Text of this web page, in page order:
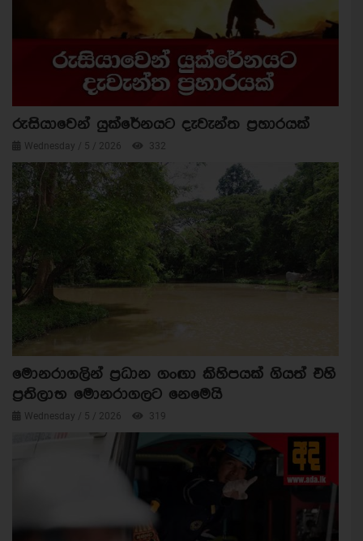
රුසියාවෙන් යුක්රේනයට දැවැන්ත ප්‍රහාරයක්
Wednesday / 5 / 2026 332
මොනරාගලින් ප්‍රධාන ගංඟා කිහිපයක් ගියත් එහි
ප්‍රතිලාභ මොනරාගලට නෙමෙයි
Wednesday / 5 / 2026 319